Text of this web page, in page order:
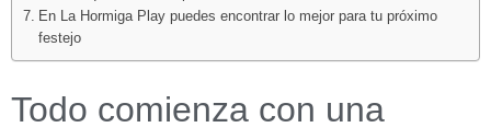
En La Hormiga Play puedes encontrar lo mejor para tu próximo
festejo
Todo comienza con una